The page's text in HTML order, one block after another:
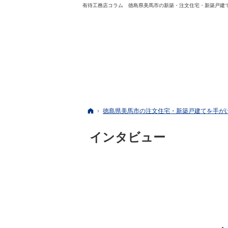
ホーム
徳島県美馬市の注文住宅・新築戸建てを手が
インタビュー
有待工務店コラム 徳島県美馬市の新築・注文住宅・新築戸建